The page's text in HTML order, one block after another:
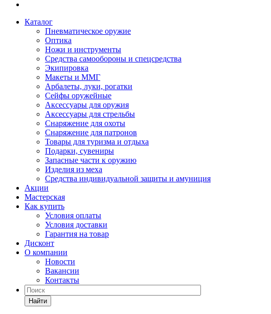
Каталог
Пневматическое оружие
Оптика
Ножи и инструменты
Средства самообороны и спецсредства
Экипировка
Макеты и ММГ
Арбалеты, луки, рогатки
Сейфы оружейные
Аксессуары для оружия
Аксессуары для стрельбы
Снаряжение для охоты
Снаряжение для патронов
Товары для туризма и отдыха
Подарки, сувениры
Запасные части к оружию
Изделия из меха
Средства индивидуальной защиты и амуниция
Акции
Мастерская
Как купить
Условия оплаты
Условия доставки
Гарантия на товар
Дисконт
О компании
Новости
Вакансии
Контакты
Найти